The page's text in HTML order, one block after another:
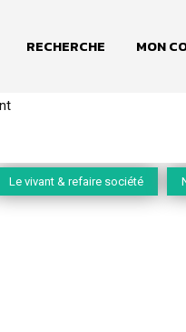
RECHERCHE MON
Le vivant & refaire société